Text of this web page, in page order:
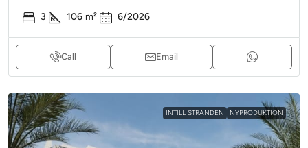
3 106 m² 6/2026
Call Email
INTILL STRANDEN NYPRODUKTION